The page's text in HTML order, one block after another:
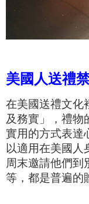
美國人送禮
在美國送禮文化
及務實」， 禮物
實用的方式表達
以適用在美國人
周末邀請他們到
等，都是普遍的